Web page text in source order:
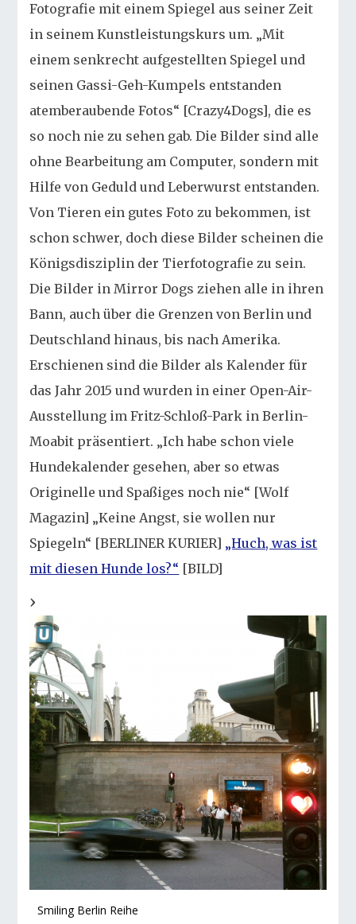
Fotografie mit einem Spiegel aus seiner Zeit
in seinem Kunstleistungskurs um. „Mit
einem senkrecht aufgestellten Spiegel und
seinen Gassi-Geh-Kumpels entstanden
atemberaubende Fotos“ [Crazy4Dogs], die es
so noch nie zu sehen gab. Die Bilder sind alle
ohne Bearbeitung am Computer, sondern mit
Hilfe von Geduld und Leberwurst entstanden.
Von Tieren ein gutes Foto zu bekommen, ist
schon schwer, doch diese Bilder scheinen die
Königsdisziplin der Tierfotografie zu sein.
Die Bilder in Mirror Dogs ziehen alle in ihren
Bann, auch über die Grenzen von Berlin und
Deutschland hinaus, bis nach Amerika.
Erschienen sind die Bilder als Kalender für
das Jahr 2015 und wurden in einer Open-Air-
Ausstellung im Fritz-Schloß-Park in Berlin-
Moabit präsentiert. „Ich habe schon viele
Hundekalender gesehen, aber so etwas
Originelle und Spaßiges noch nie“ [Wolf
Magazin] „Keine Angst, sie wollen nur
Spiegeln“ [BERLINER KURIER] „Huch, was ist
mit diesen Hunde los?“ [BILD]
Smiling Berlin Reihe